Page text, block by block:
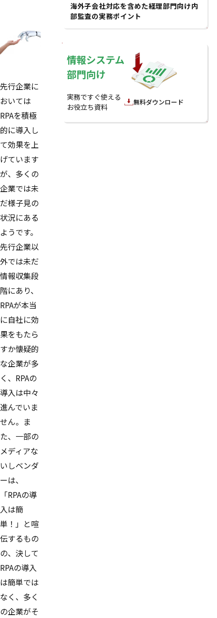
先行企業に
おいては
RPAを積極
的に導入し
て効果を上
げています
が、多くの
企業では未
だ様子見の
状況にある
ようです。
先行企業以
外では未だ
情報収集段
階にあり、
RPAが本当
に自社に効
果をもたら
すか懐疑的
な企業が多
く、RPAの
導入は中々
進んでいま
せん。ま
た、一部の
メディアな
いしベンダ
ーは、
「RPAの導
入は簡
単！」と喧
伝するもの
の、決して
RPAの導入
は簡単では
なく、多く
の企業がそ
海外子会社対応を含めた経理部門向け内
部監査の実務ポイント
情報システム
部門向け
実務ですぐ使える
お役立ち資料
無料ダウンロード